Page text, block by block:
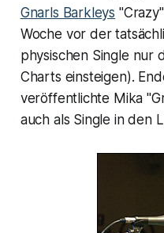
Gnarls Barkleys
Woche vor der
physischen Single nur
Charts einsteigen).
veröffentlichte Mika
auch als Single in den